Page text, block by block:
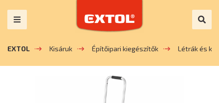
EXTOL Kisáruk Építőipari kiegészítők Létrák és